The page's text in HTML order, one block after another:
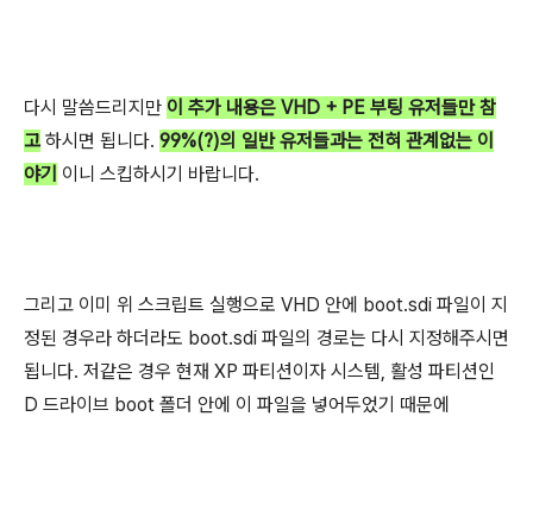
다시 말씀드리지만 이 추가 내용은 VHD + PE 부팅 유저들만 참
고하시면 됩니다. 99%(?)의 일반 유저들과는 전혀 관계없는 이
야기 이니 스킵하시기 바랍니다.
그리고 이미 위 스크립트 실행으로 VHD 안에 boot.sdi 파일이 지
정된 경우라 하더라도 boot.sdi 파일의 경로는 다시 지정해주시면
됩니다. 저같은 경우 현재 XP 파티션이자 시스템, 활성 파티션인
D 드라이브 boot 폴더 안에 이 파일을 넣어두었기 때문에